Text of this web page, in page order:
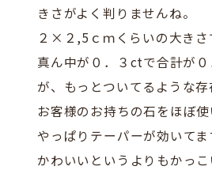
きさがよく判りませんね。
２×２,5ｃｍくらいの大きさ
真ん中が０．３ctで合計が
が、もっとついてるような存
お客様のお持ちの石をほぼ使
やっぱりテーパーが効いてま
かわいいというよりもかっこ